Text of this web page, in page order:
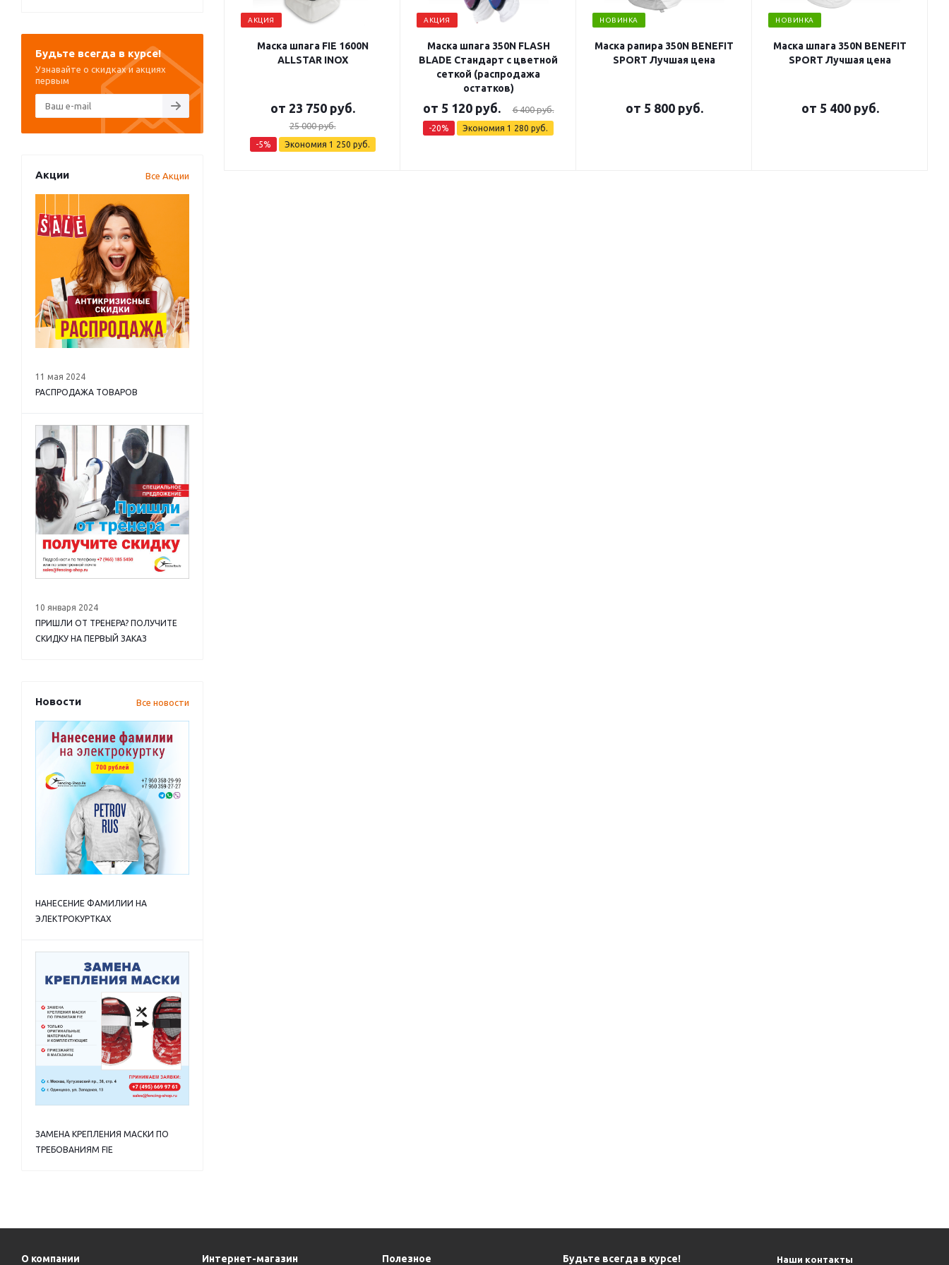
АКЦИЯ
Маска шпага FIE 1600N
ALLSTAR INOX
от 23 750 руб.
25 000 руб.
-5% Экономия 1 250 руб.
АКЦИЯ
Маска шпага 350N FLASH
BLADE Стандарт с цветной
сеткой (распродажа
остатков)
от 5 120 руб. 6 400 руб.
-20% Экономия 1 280 руб.
НОВИНКА
Маска рапира 350N BENEFIT
SPORT Лучшая цена
от 5 800 руб.
НОВИНКА
Маска шпага 350N BENEFIT
SPORT Лучшая цена
от 5 400 руб.
Будьте всегда в курсе!
Узнавайте о скидках и акциях
первым
Акции Все Акции
11 мая 2024
РАСПРОДАЖА ТОВАРОВ
10 января 2024
ПРИШЛИ ОТ ТРЕНЕРА? ПОЛУЧИТЕ
СКИДКУ НА ПЕРВЫЙ ЗАКАЗ
Новости Все новости
НАНЕСЕНИЕ ФАМИЛИИ НА
ЭЛЕКТРОКУРТКАХ
ЗАМЕНА КРЕПЛЕНИЯ МАСКИ ПО
ТРЕБОВАНИЯМ FIE
О компании Интернет-магазин Полезное Будьте всегда в курсе! Наши контакты